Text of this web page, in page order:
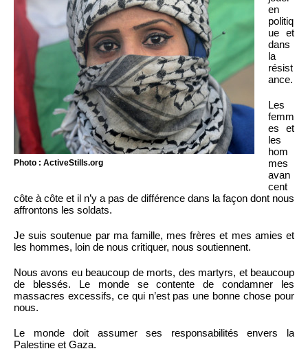
Photo : ActiveStills.org
en
politiq
ue et
dans
la
résist
ance.
Les
femm
es et
les
hom
mes
avan
cent
côte à côte et il n’y a pas de différence dans la façon dont nous
affrontons les soldats.
Je suis soutenue par ma famille, mes frères et mes amies et
les hommes, loin de nous critiquer, nous soutiennent.
Nous avons eu beaucoup de morts, des martyrs, et beaucoup
de blessés. Le monde se contente de condamner les
massacres excessifs, ce qui n’est pas une bonne chose pour
nous.
Le monde doit assumer ses responsabilités envers la
Palestine et Gaza.